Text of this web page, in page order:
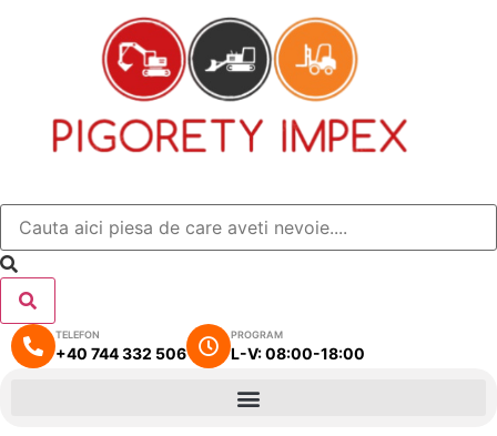
TELEFON
+40 744 332 506
PROGRAM
L-V: 08:00-18:00